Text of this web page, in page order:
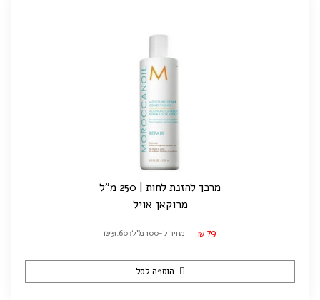
מרכך להזנת לחות | 250 מ"ל
מרוקאן אויל
₪ 79 מחיר ל-100 מ"ל: ₪31.60
הוספה לסל